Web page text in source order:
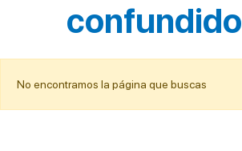
confundido
No encontramos la página que buscas